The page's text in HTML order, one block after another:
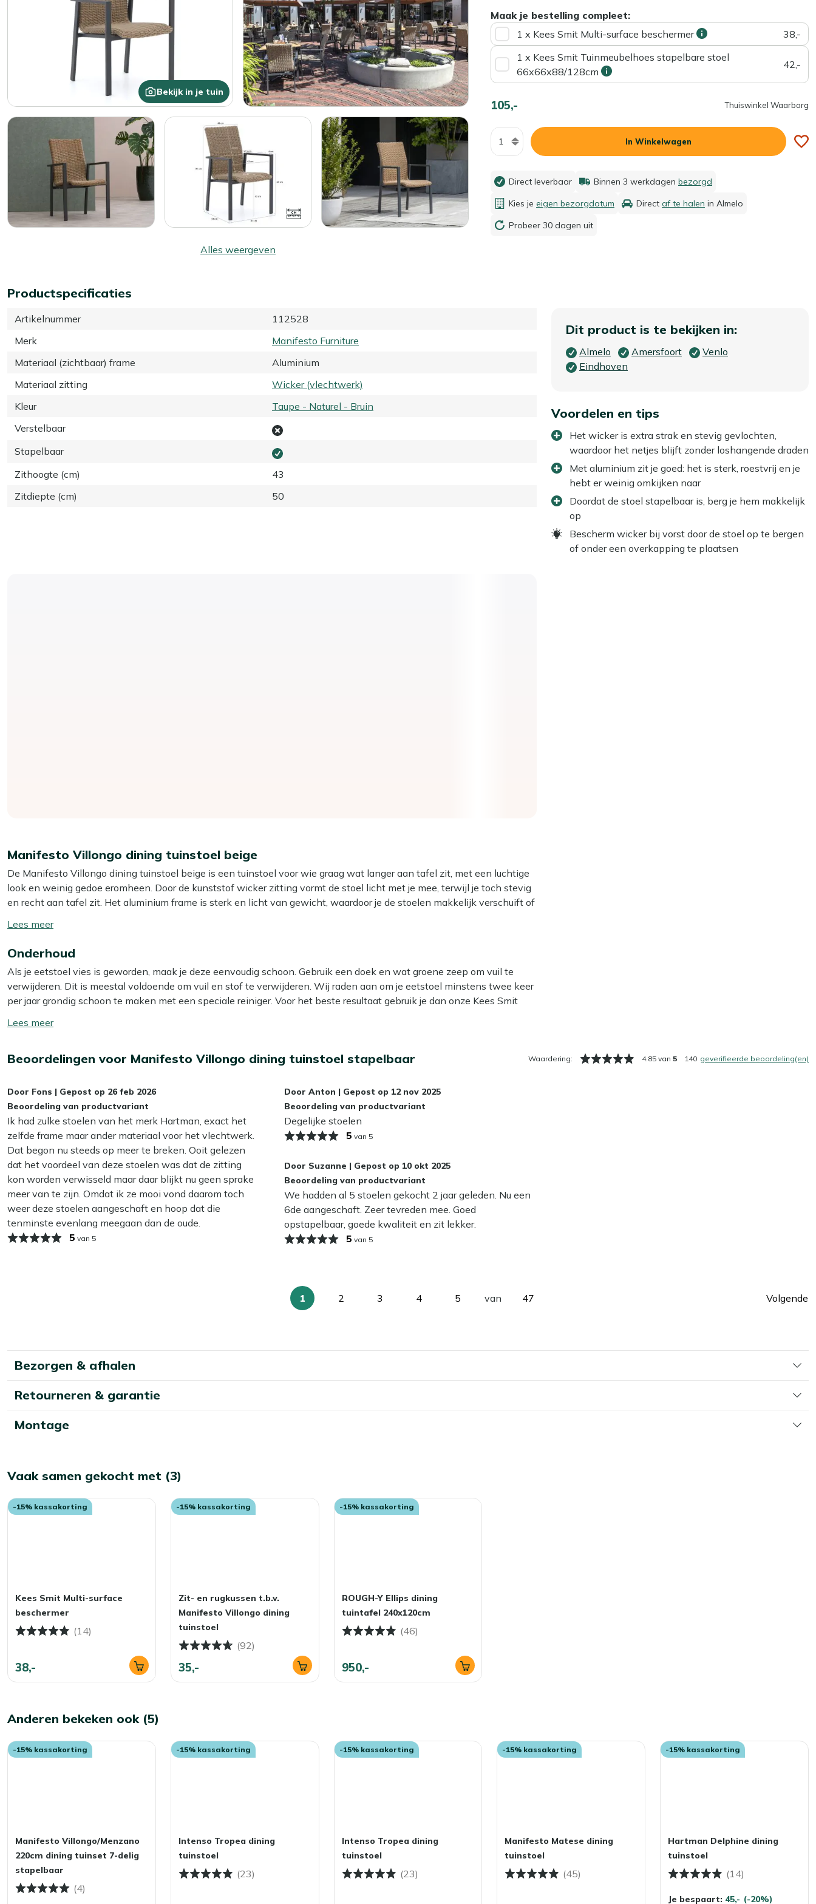
Bekijk in je tuin
Alles weergeven
Maak je bestelling compleet:
1 x Kees Smit Multi-surface beschermer
38,-
1 x Kees Smit Tuinmeubelhoes stapelbare stoel
66x66x88/128cm
42,-
105,- Thuiswinkel Waarborg
Aantal
In Winkelwagen
Direct leverbaar Binnen 3 werkdagen bezorgd
Kies je eigen bezorgdatum Direct af te halen in Almelo
Probeer 30 dagen uit
Productspecificaties
Artikelnummer
112528
Merk
Manifesto Furniture
Materiaal (zichtbaar) frame
Aluminium
Materiaal zitting
Wicker (vlechtwerk)
Kleur
Taupe - Naturel - Bruin
Verstelbaar
Stapelbaar
Zithoogte (cm)
43
Zitdiepte (cm)
50
Dit product is te bekijken in:
Almelo Amersfoort
Venlo
Eindhoven
Voordelen en tips
Het wicker is extra strak en stevig gevlochten,
waardoor het netjes blijft zonder loshangende draden
Met aluminium zit je goed: het is sterk, roestvrij en je
hebt er weinig omkijken naar
Doordat de stoel stapelbaar is, berg je hem makkelijk
op
Bescherm wicker bij vorst door de stoel op te bergen
of onder een overkapping te plaatsen
Manifesto Villongo dining tuinstoel beige
De Manifesto Villongo dining tuinstoel beige is een tuinstoel voor wie graag wat langer aan tafel zit, met een luchtige
look en weinig gedoe eromheen. Door de kunststof wicker zitting vormt de stoel licht met je mee, terwijl je toch stevig
en recht aan tafel zit. Het aluminium frame is sterk en licht van gewicht, waardoor je de stoelen makkelijk verschuift of
seizoen. En ben je klaar met buiten zitten? Dan stapel je de stoelen zo op elkaar en zet je ze compact weg.
Eigenschappen
Stapelbare stoel:je zet meerdere stoelen makkelijk op elkaar en bespaart ruimte
Aluminium frame:licht van gewicht, dus je schuift de stoel eenvoudig aan en van tafel
Beige met grijs frame:
Bekijk meer Tuinstoelen
Bekijk meer Dining stoelen
Toon/verberg
meer
Onderhoud
Als je eetstoel vies is geworden, maak je deze eenvoudig schoon. Gebruik een doek en wat groene zeep om vuil te
verwijderen. Dit is meestal voldoende om vuil en stof te verwijderen. Wij raden aan om je eetstoel minstens twee keer
per jaar grondig schoon te maken met een speciale reiniger. Voor het beste resultaat gebruik je dan onze Kees Smit
Wil je je eetstoel extra beschermen tegen water en vuil? Dan kun je een beschermende laag aanbrengen met onze
wel zo fijn!
Kan ik mijn tuinstoel het hele jaar buiten laten staan?
Ja, dat kan! Onze tuinmeubelen zijn gemaakt om het hele jaar door buiten te blijven staan. Maar als je de mogelijkheid
hebt om je stoelen binnen op te bergen, is dat altijd beter. Geen zorgen als dat niet lukt: met het juiste onderhoud,
zoals regelmatig schoonmaken en het aanbrengen van een beschermlaag, kun je jarenlang van je tuinstoel genieten.
Toon/verberg
Beoordelingen voor Manifesto Villongo dining tuinstoel stapelbaar Waardering: 4.85 van 5 140 geverifieerde beoordeling(en)
Door Fons | Gepost op 26 feb 2026
Beoordeling van productvariant
Ik had zulke stoelen van het merk Hartman, exact het
zelfde frame maar ander materiaal voor het vlechtwerk.
Dat begon nu steeds op meer te breken. Ooit gelezen
dat het voordeel van deze stoelen was dat de zitting
kon worden verwisseld maar daar blijkt nu geen sprake
meer van te zijn. Omdat ik ze mooi vond daarom toch
weer deze stoelen aangeschaft en hoop dat die
tenminste evenlang meegaan dan de oude.
5 van 5
Door Anton | Gepost op 12 nov 2025
Beoordeling van productvariant
Degelijke stoelen
5 van 5
Door Suzanne | Gepost op 10 okt 2025
Beoordeling van productvariant
We hadden al 5 stoelen gekocht 2 jaar geleden. Nu een
6de aangeschaft. Zeer tevreden mee. Goed
opstapelbaar, goede kwaliteit en zit lekker.
5 van 5
U
pagina
1
Pagina
2
Pagina
3
Pagina
4
Pagina
5 van
Pagina
47 Volgende
Bezorgen & afhalen
Retourneren & garantie
Montage
Vaak samen gekocht met (3)
-15% kassakorting
Kees Smit Multi-surface
beschermer
(14)
38,-
-15% kassakorting
Zit- en rugkussen t.b.v.
Manifesto Villongo dining
tuinstoel
(92)
35,-
-15% kassakorting
ROUGH-Y Ellips dining
tuintafel 240x120cm
(46)
950,-
Anderen bekeken ook (5)
-15% kassakorting
Manifesto Villongo/Menzano
220cm dining tuinset 7-delig
stapelbaar
(4)
-15% kassakorting
Intenso Tropea dining
tuinstoel
(23)
-15% kassakorting
Intenso Tropea dining
tuinstoel
(23)
-15% kassakorting
Manifesto Matese dining
tuinstoel
(45)
-15% kassakorting
Hartman Delphine dining
tuinstoel
(14)
Je bespaart: 45,- (-20%)